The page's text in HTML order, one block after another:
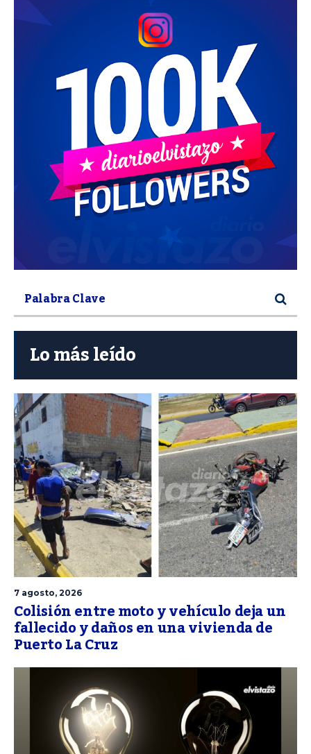
Lo más leído
7 agosto, 2026
Colisión entre moto y vehículo deja un
fallecido y daños en una vivienda de
Puerto La Cruz